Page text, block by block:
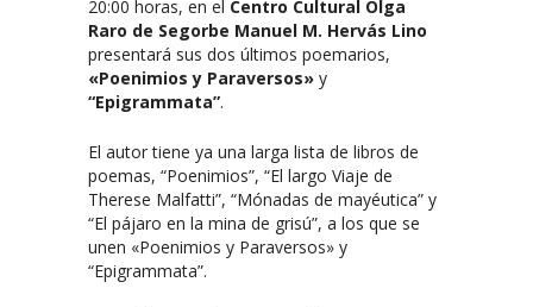
20:00 horas, en el Centro Cultural Olga
Raro de Segorbe Manuel M. Hervás Lino
presentará sus dos últimos poemarios,
«Poenimios y Paraversos» y
“Epigrammata”.
El autor tiene ya una larga lista de libros de
poemas, “Poenimios”, “El largo Viaje de
Therese Malfatti”, “Mónadas de mayéutica” y
“El pájaro en la mina de grisú”, a los que se
unen «Poenimios y Paraversos» y
“Epigrammata”.